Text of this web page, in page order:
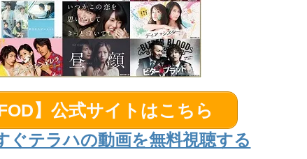
FOD】公式サイトはこちら
ぐテラハの動画を無料視聴する